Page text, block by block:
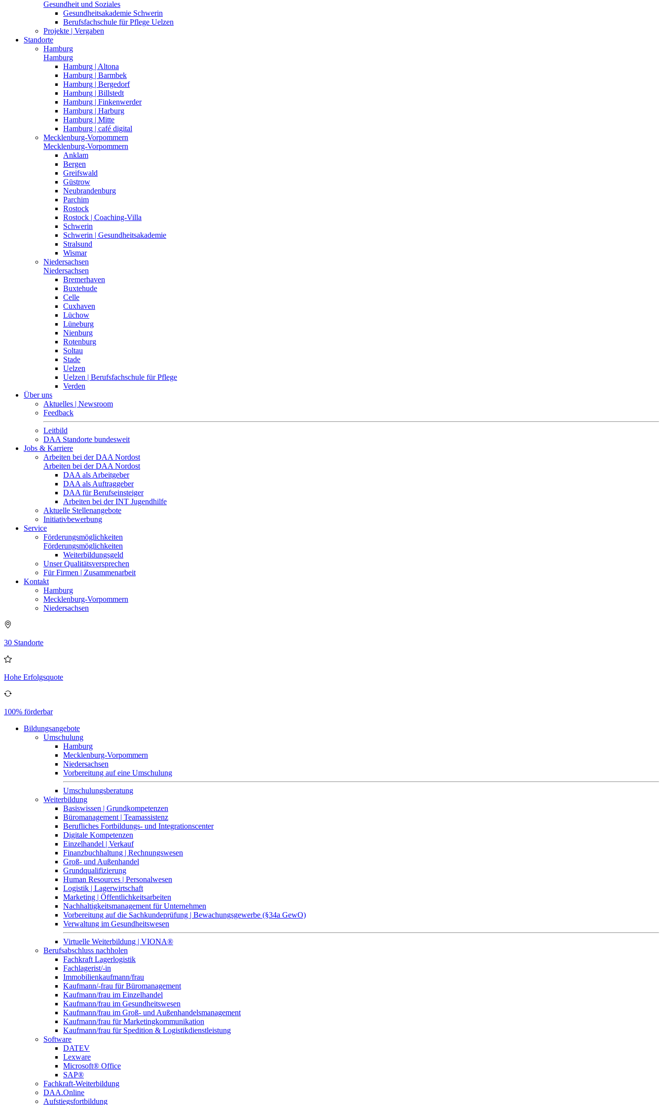
Gesundheit und Soziales
Gesundheitsakademie Schwerin
Berufsfachschule für Pflege Uelzen
Projekte | Vergaben
Standorte
Hamburg
Hamburg
Hamburg | Altona
Hamburg | Barmbek
Hamburg | Bergedorf
Hamburg | Billstedt
Hamburg | Finkenwerder
Hamburg | Harburg
Hamburg | Mitte
Hamburg | café digital
Mecklenburg-Vorpommern
Mecklenburg-Vorpommern
Anklam
Bergen
Greifswald
Güstrow
Neubrandenburg
Parchim
Rostock
Rostock | Coaching-Villa
Schwerin
Schwerin | Gesundheitsakademie
Stralsund
Wismar
Niedersachsen
Niedersachsen
Bremerhaven
Buxtehude
Celle
Cuxhaven
Lüchow
Lüneburg
Nienburg
Rotenburg
Soltau
Stade
Uelzen
Uelzen | Berufsfachschule für Pflege
Verden
Über uns
Aktuelles | Newsroom
Feedback
Leitbild
DAA Standorte bundesweit
Jobs & Karriere
Arbeiten bei der DAA Nordost
Arbeiten bei der DAA Nordost
DAA als Arbeitgeber
DAA als Auftraggeber
DAA für Berufseinsteiger
Arbeiten bei der INT Jugendhilfe
Aktuelle Stellenangebote
Initiativbewerbung
Service
Förderungsmöglichkeiten
Förderungsmöglichkeiten
Weiterbildungsgeld
Unser Qualitätsversprechen
Für Firmen | Zusammenarbeit
Kontakt
Hamburg
Mecklenburg-Vorpommern
Niedersachsen
30 Standorte
Hohe Erfolgsquote
100% förderbar
Bildungsangebote
Umschulung
Hamburg
Mecklenburg-Vorpommern
Niedersachsen
Vorbereitung auf eine Umschulung
Umschulungsberatung
Weiterbildung
Basiswissen | Grundkompetenzen
Büromanagement | Teamassistenz
Berufliches Fortbildungs- und Integrationscenter
Digitale Kompetenzen
Einzelhandel | Verkauf
Finanzbuchhaltung | Rechnungswesen
Groß- und Außenhandel
Grundqualifizierung
Human Resources | Personalwesen
Logistik | Lagerwirtschaft
Marketing | Öffentlichkeitsarbeiten
Nachhaltigkeitsmanagement für Unternehmen
Vorbereitung auf die Sachkundeprüfung | Bewachungsgewerbe (§34a GewO)
Verwaltung im Gesundheitswesen
Virtuelle Weiterbildung | VIONA®
Berufsabschluss nachholen
Fachkraft Lagerlogistik
Fachlagerist/-in
Immobilienkaufmann/frau
Kaufmann/-frau für Büromanagement
Kaufmann/frau im Einzelhandel
Kaufmann/frau im Gesundheitswesen
Kaufmann/frau im Groß- und Außenhandelsmanagement
Kaufmann/frau für Marketingkommunikation
Kaufmann/frau für Spedition & Logistikdienstleistung
Software
DATEV
Lexware
Microsoft® Office
SAP®
Fachkraft-Weiterbildung
DAA.Online
Aufstiegsfortbildung